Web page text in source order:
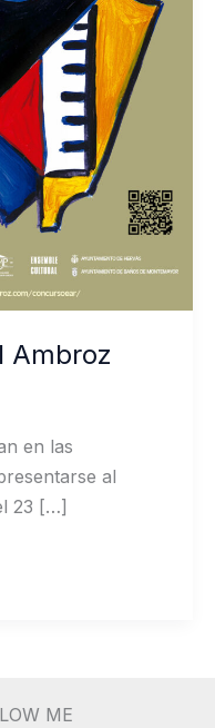
Ambroz
en las
al
23 […]
ME